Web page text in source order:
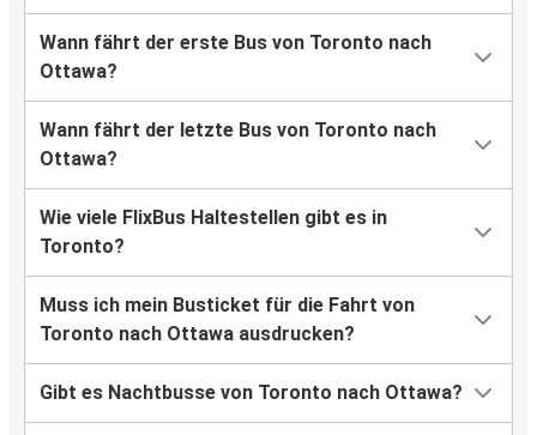
Wann fährt der erste Bus von Toronto nach
Ottawa?
Wann fährt der letzte Bus von Toronto nach
Ottawa?
Wie viele FlixBus Haltestellen gibt es in
Toronto?
Muss ich mein Busticket für die Fahrt von
Toronto nach Ottawa ausdrucken?
Gibt es Nachtbusse von Toronto nach Ottawa?